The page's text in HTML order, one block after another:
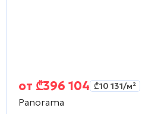
от ₾396 104 ₾10 131/м²
Panorama